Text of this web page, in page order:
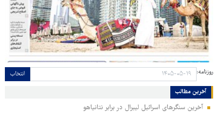
روزنامه: انتخاب
آخرین مطالب
آخرین سنگرهای اسرائیل لیبرال در برابر نتانیاهو